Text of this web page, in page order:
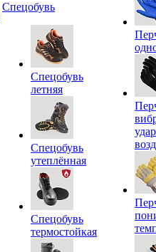
Спецобувь
Спецобувь
летняя
Спецобувь
утеплённая
Спецобувь
термостойкая